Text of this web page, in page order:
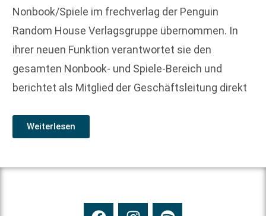
Nonbook/Spiele im frechverlag der Penguin
Random House Verlagsgruppe übernommen. In
ihrer neuen Funktion verantwortet sie den
gesamten Nonbook- und Spiele-Bereich und
berichtet als Mitglied der Geschäftsleitung direkt
Weiterlesen